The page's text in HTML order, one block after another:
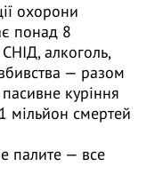
охорони
понад 8
алкоголь,
— разом
куріння
мільйон смертей
палите — все